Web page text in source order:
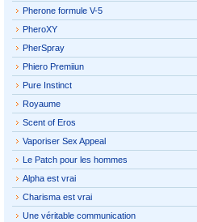
Pherone formule V-5
PheroXY
PherSpray
Phiero Premiiun
Pure Instinct
Royaume
Scent of Eros
Vaporiser Sex Appeal
Le Patch pour les hommes
Alpha est vrai
Charisma est vrai
Une véritable communication